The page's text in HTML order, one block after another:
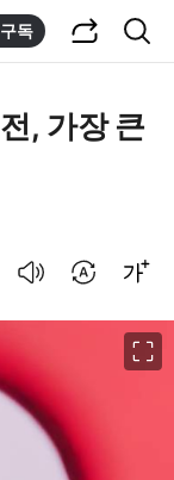
구독
, 가장 큰